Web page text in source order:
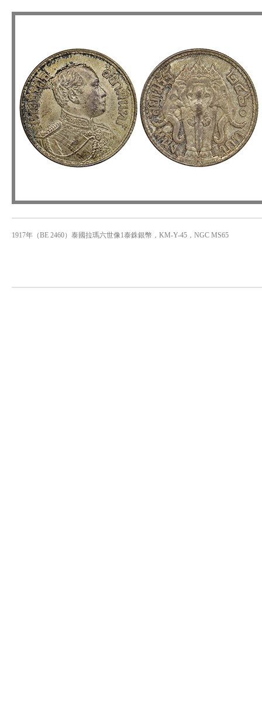
1917年（BE 2460）泰國拉瑪六世像1泰銖銀幣，KM-Y-45，NGC MS65